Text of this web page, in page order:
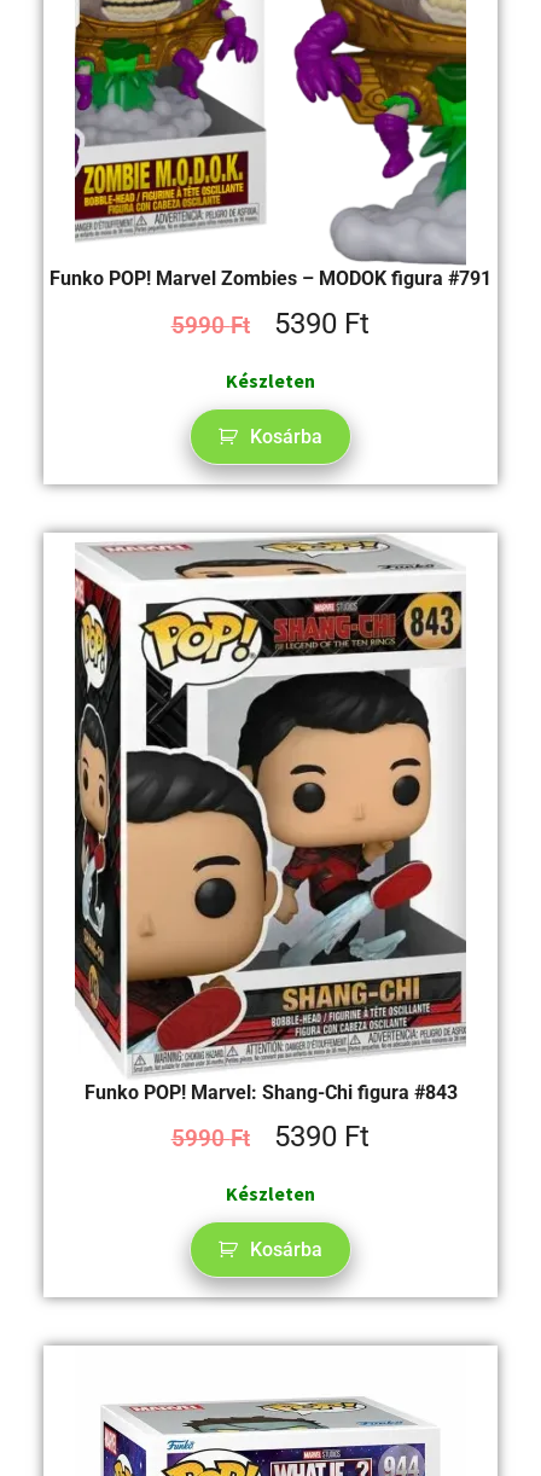
Funko POP! Marvel Zombies – MODOK figura #791
5990Ft 5390 Ft
Készleten
Kosárba
Funko POP! Marvel: Shang-Chi figura #843
5990Ft 5390 Ft
Készleten
Kosárba